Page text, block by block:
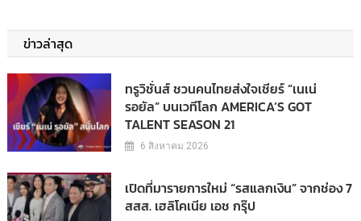
ข่าวล่าสุด
ทรูวิชั่นส์ ชวนคนไทยส่งใจเชียร์ “เนเน่
รอยัล” บนเวทีโลก AMERICA’S GOT
TALENT SEASON 21
6 สิงหาคม 2026
เปิดที่มารายการใหม่ “รสแลกเงิน” จากช่อง 7
สสส. เฮลิโคเนีย เอช กรุ๊ป